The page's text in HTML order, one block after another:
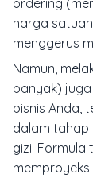
ordering
harga
menggerus
Namun,
banyak)
bisnis Anda,
dalam tahap
gizi.